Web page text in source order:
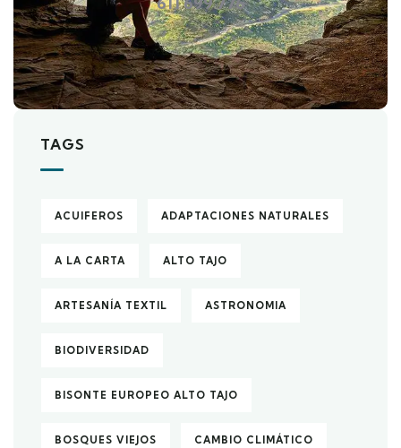
TAGS
ACUIFEROS ADAPTACIONES NATURALES
A LA CARTA ALTO TAJO
ARTESANÍA TEXTIL ASTRONOMIA
BIODIVERSIDAD
BISONTE EUROPEO ALTO TAJO
BOSQUES VIEJOS CAMBIO CLIMÁTICO